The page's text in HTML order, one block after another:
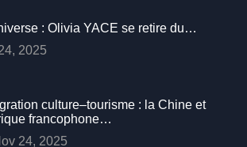
: Olivia YACE se retire du…
2025
culture–tourisme : la Chine et
francophone…
24, 2025